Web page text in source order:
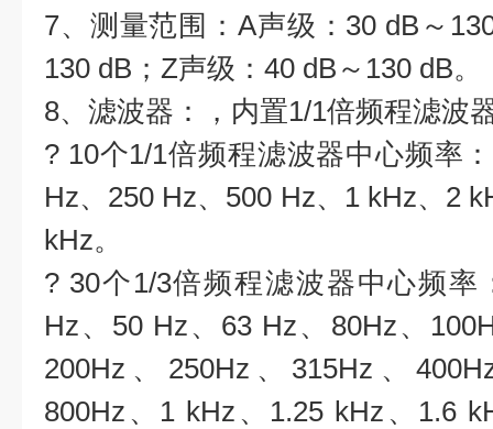
7、测量范围：A声级：30 dB～
130 dB；Z声级：40 dB～130 dB。
8、滤波器：，内置1/1倍频程滤波
? 10个1/1倍频程滤波器中心频率
Hz、250 Hz、500 Hz、1 kHz、2
kHz。
? 30个1/3倍频程滤波器中心频率
Hz、50 Hz、63 Hz、80Hz、
200Hz、250Hz、315Hz、
800Hz、1 kHz、1.25 kHz、1.6